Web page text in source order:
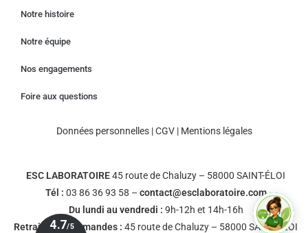
Notre histoire
Notre équipe
Nos engagements
Foire aux questions
Données personnelles|CGV| Mentions légales
ESC LABORATOIRE45 route de Chaluzy – 58000 SAINT-ÉLOI
Tél : 03 86 36 93 58 – contact@esclaboratoire.com
Du lundi au vendredi : 9h-12h et 14h-16h
Retrait des commandes :45 route de Chaluzy – 58000 SAINT-ÉLOI